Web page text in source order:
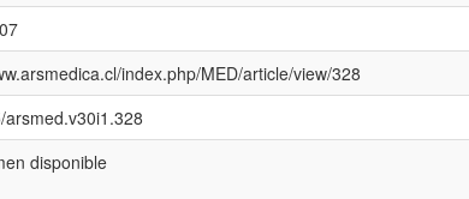
index.php/MED/article/view/328
arsmed.v30i1.328
disponible